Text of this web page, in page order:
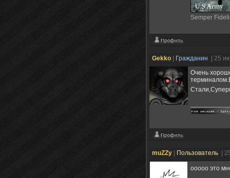
Semper
Gekko Гражданин
| 25
Очень
muZZy Пользователь |
ооооо это